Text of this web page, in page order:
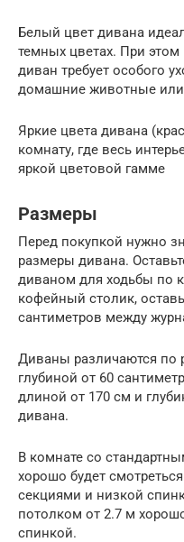
Белый цвет дивана
темных цветах. При
диван требует особого
домашние животные или
Яркие цвета дивана
комнату, где весь
яркой цветовой гамме
Размеры
Перед покупкой нужно
размеры дивана.
диваном для ходьбы по
кофейный столик,
сантиметров между
Диваны различаются по
глубиной от 60
длиной от 170 см и
дивана.
В комнате со
хорошо будет
секциями и низкой
потолком от 2.7 м
спинкой.